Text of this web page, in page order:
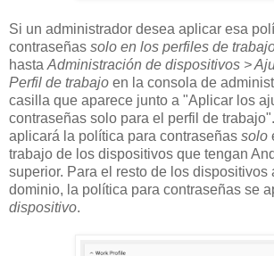
Si un administrador desea aplicar esa
contraseñas solo en los perfiles de
hasta Administración de dispositivos >
Perfil de trabajo en la consola de
casilla que aparece junto a "Aplicar los
contraseñas solo para el perfil de
aplicará la política para contraseñas solo
trabajo de los dispositivos que tengan
superior. Para el resto de los dispositivos
dominio, la política para contraseñas se
dispositivo.